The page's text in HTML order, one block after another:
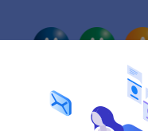
La route